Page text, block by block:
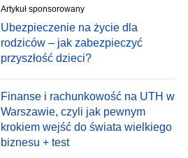
Artykuł sponsorowany
Ubezpieczenie na życie dla
rodziców – jak zabezpieczyć
przyszłość dzieci?
Finanse i rachunkowość na UTH w
Warszawie, czyli jak pewnym
krokiem wejść do świata wielkiego
biznesu + test